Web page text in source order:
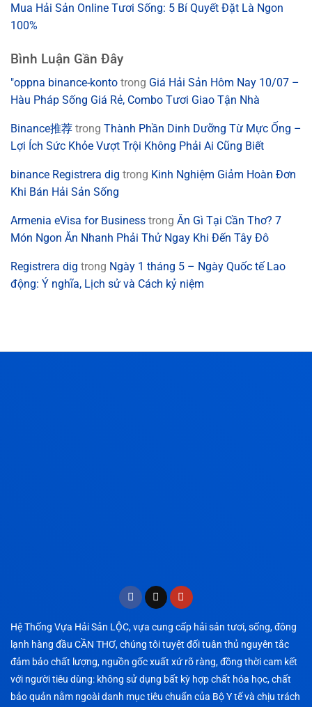
Mua Hải Sản Online Tươi Sống: 5 Bí Quyết Đặt Là Ngon
100%
Bình Luận Gần Đây
"oppna binance-konto trong Giá Hải Sản Hôm Nay 10/07 –
Hàu Pháp Sống Giá Rẻ, Combo Tươi Giao Tận Nhà
Binance推荐 trong Thành Phần Dinh Dưỡng Từ Mực Ống –
Lợi Ích Sức Khỏe Vượt Trội Không Phải Ai Cũng Biết
binance Registrera dig trong Kinh Nghiệm Giảm Hoàn Đơn
Khi Bán Hải Sản Sống
Armenia eVisa for Business trong Ăn Gì Tại Cần Thơ? 7
Món Ngon Ăn Nhanh Phải Thử Ngay Khi Đến Tây Đô
Registrera dig trong Ngày 1 tháng 5 – Ngày Quốc tế Lao
động: Ý nghĩa, Lịch sử và Cách kỷ niệm
Hệ Thống Vựa Hải Sản LỘC, vựa cung cấp hải sản tươi, sống, đông
lạnh hàng đầu CẦN THƠ, chúng tôi tuyệt đối tuân thủ nguyên tắc
đảm bảo chất lượng, nguồn gốc xuất xứ rõ ràng, đồng thời cam kết
với người tiêu dùng: không sử dụng bất kỳ hợp chất hóa học, chất
bảo quản nằm ngoài danh mục tiêu chuẩn của Bộ Y tế và chịu trách